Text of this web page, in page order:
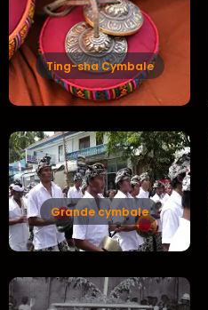
Ting-sha Cymbale
Grande cymbale